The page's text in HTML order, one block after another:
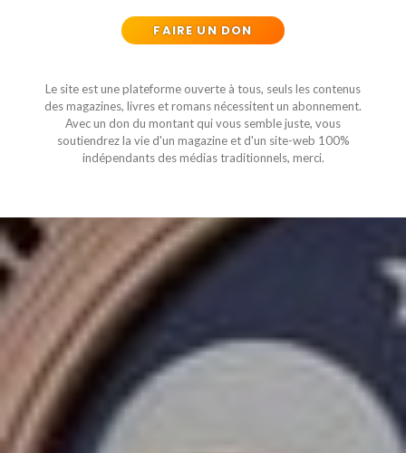
FAIRE UN DON
Le site est une plateforme ouverte à tous, seuls les contenus
des magazines, livres et romans nécessitent un abonnement.
Avec un don du montant qui vous semble juste, vous
soutiendrez la vie d'un magazine et d'un site-web 100%
indépendants des médias traditionnels, merci.